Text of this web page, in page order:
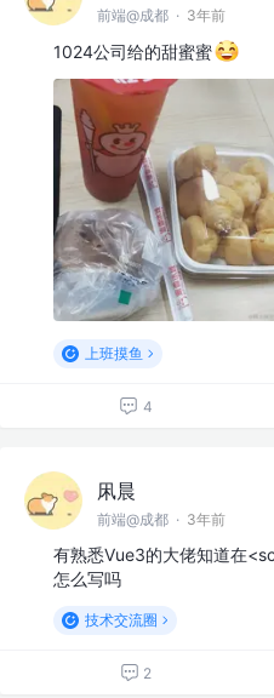
前端@成都 · 3年前
1024公司给的甜蜜蜜
上班摸鱼
4
凩晨
前端@成都 · 3年前
有熟悉Vue3的大佬知道在
怎么写吗
技术交流圈
2